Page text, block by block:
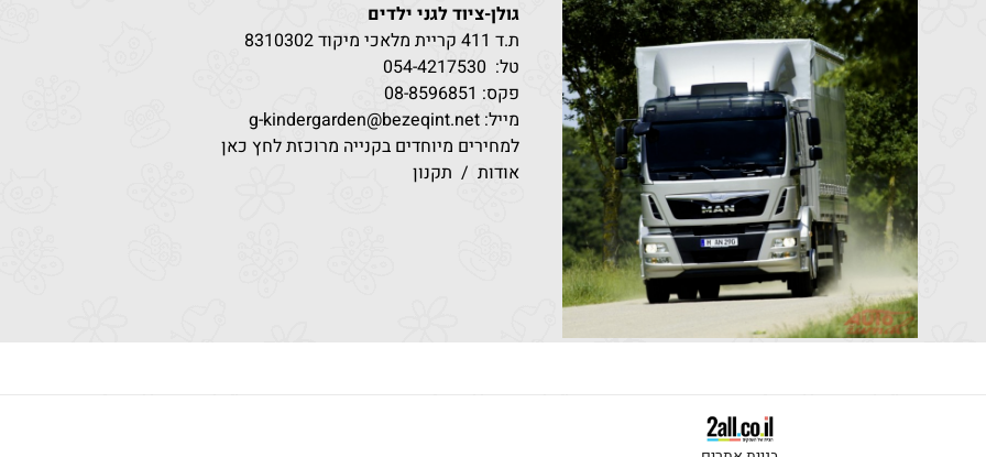
גולן-ציוד לגני ילדים
ת.ד 411 קריית מלאכי מיקוד 8310302
טל:
054-4217530
פקס: 08-8596851
מייל: g-kindergarden@bezeqint.net
למחירים מיוחדים בקנייה מרוכזת לחץ כאן
אודות / תקנון